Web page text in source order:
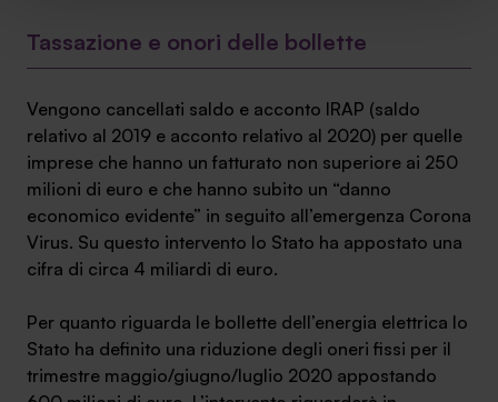
verranno installati i soli cookie necessari al
ti invitiamo a consultare le "Informazioni sui Cookie" qui
sopra.
Tassazione e onori delle bollette
Vengono cancellati saldo e acconto IRAP (saldo
relativo al 2019 e acconto relativo al 2020) per quelle
imprese che hanno un fatturato non superiore ai 250
milioni di euro e che hanno subito un “danno
economico evidente” in seguito all’emergenza Corona
Virus. Su questo intervento lo Stato ha appostato una
cifra di circa 4 miliardi di euro.
Per quanto riguarda le bollette dell’energia elettrica lo
Stato ha definito una riduzione degli oneri fissi per il
trimestre maggio/giugno/luglio 2020 appostando